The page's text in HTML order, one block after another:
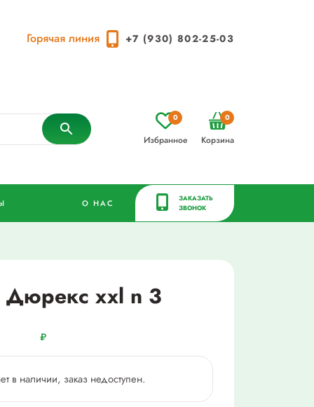
Горячая линия +7 (930) 802-25-03
Избранное
0
Корзина
0
О НАС
ЗАКАЗАТЬ
ЗВОНОК
Дюрекс xxl n 3
₽
в наличии, заказ недоступен.